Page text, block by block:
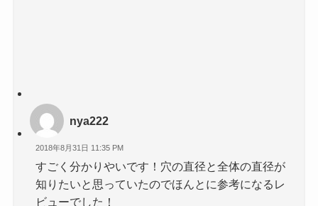
nya222
2018年8月31日 11:35 PM
すごく分かりやいです！穴の直径と全体の直径が
知りたいと思っていたのでほんとに参考になるレ
ビューでした！